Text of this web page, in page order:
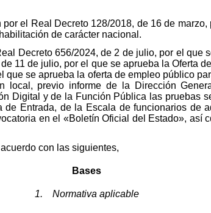
el Real Decreto 128/2018, de 16 de
de carácter nacional.
Decreto 656/2024, de 2 de julio, por el que
11 de julio, por el que se aprueba la Oferta
que se aprueba la oferta de empleo público
local, previo informe de la Dirección
Digital y de la Función Pública las pruebas
de Entrada, de la Escala de funcionarios de
en el «Boletín Oficial del Estado», así
con las siguientes,
Bases
1. Normativa aplicable